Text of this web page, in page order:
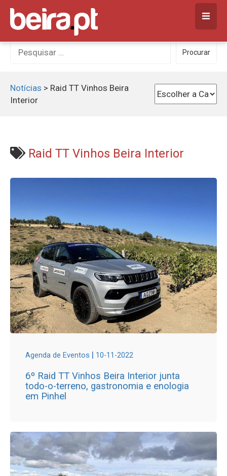
Skip
content
Procurar
por:
Procurar
Notícias > Raid TT Vinhos Beira
Interior
Raid TT Vinhos Beira Interior
Agenda de Eventos | 10-11-2022
6º Raid TT Vinhos Beira Interior junta
todo-o-terreno, gastronomia e enologia
em Pinhel